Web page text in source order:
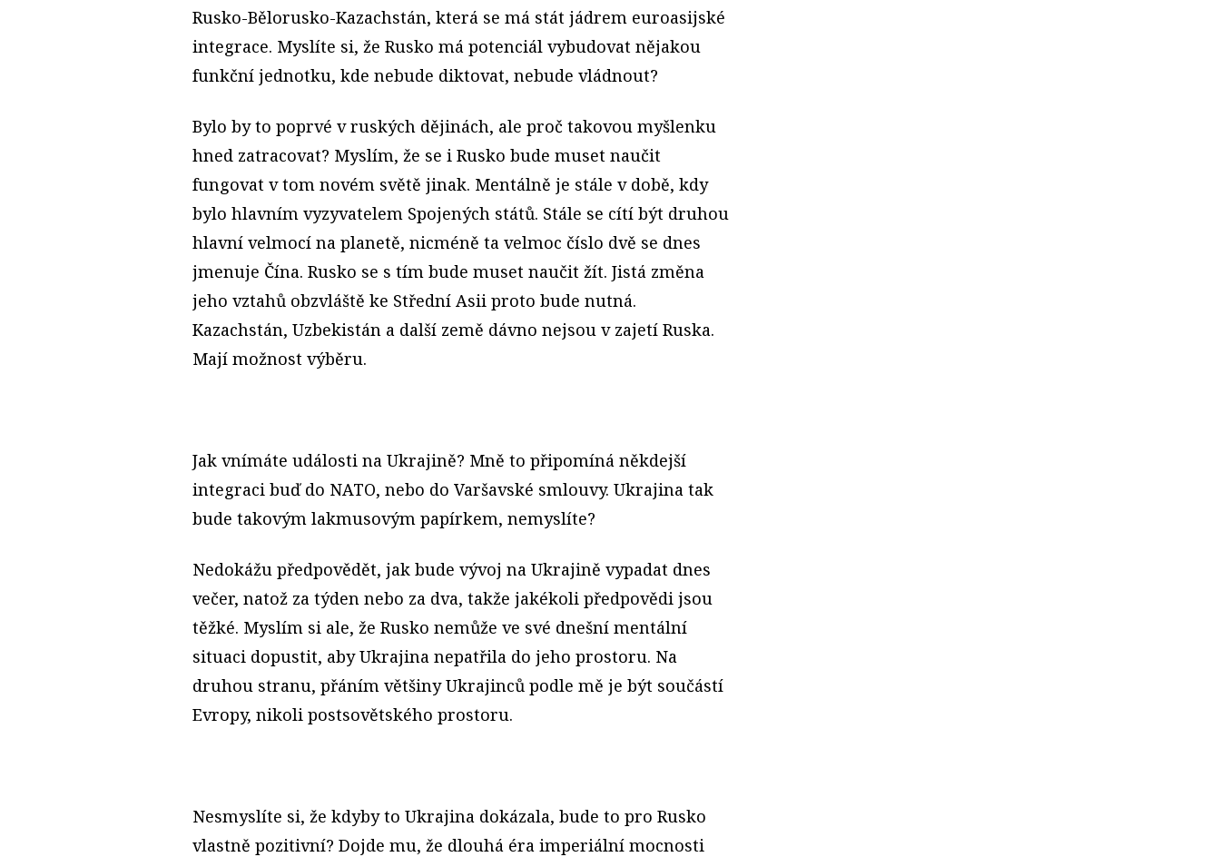
Rusko-Bělorusko-Kazachstán, která se má stát jádrem euroasijské
integrace. Myslíte si, že Rusko má potenciál vybudovat nějakou
funkční jednotku, kde nebude diktovat, nebude vládnout?
Bylo by to poprvé v ruských dějinách, ale proč takovou myšlenku
hned zatracovat? Myslím, že se i Rusko bude muset naučit
fungovat v tom novém světě jinak. Mentálně je stále v době, kdy
bylo hlavním vyzyvatelem Spojených států. Stále se cítí být druhou
hlavní velmocí na planetě, nicméně ta velmoc číslo dvě se dnes
jmenuje Čína. Rusko se s tím bude muset naučit žít. Jistá změna
jeho vztahů obzvláště ke Střední Asii proto bude nutná.
Kazachstán, Uzbekistán a další země dávno nejsou v zajetí Ruska.
Mají možnost výběru.
Jak vnímáte události na Ukrajině? Mně to připomíná někdejší
integraci buď do NATO, nebo do Varšavské smlouvy. Ukrajina tak
bude takovým lakmusovým papírkem, nemyslíte?
Nedokážu předpovědět, jak bude vývoj na Ukrajině vypadat dnes
večer, natož za týden nebo za dva, takže jakékoli předpovědi jsou
těžké. Myslím si ale, že Rusko nemůže ve své dnešní mentální
situaci dopustit, aby Ukrajina nepatřila do jeho prostoru. Na
druhou stranu, přáním většiny Ukrajinců podle mě je být součástí
Evropy, nikoli postsovětského prostoru.
Nesmyslíte si, že kdyby to Ukrajina dokázala, bude to pro Rusko
vlastně pozitivní? Dojde mu, že dlouhá éra imperiální mocnosti